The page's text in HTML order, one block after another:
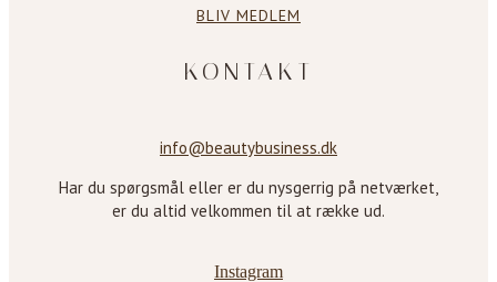
BLIV MEDLEM
KONTAKT
info@beautybusiness.dk
Har du spørgsmål eller er du nysgerrig på netværket,
er du altid velkommen til at række ud.
Instagram